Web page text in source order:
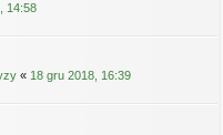
14:58
« 18 gru 2018, 16:39